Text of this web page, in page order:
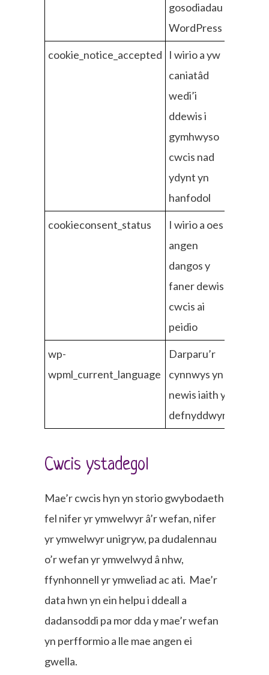
gosodiadau
WordPress
cookie_notice_accepted
I wirio a yw
caniatâd
wedi’i
ddewis i
gymhwyso
cwcis nad
ydynt yn
hanfodol
cookieconsent_status
I wirio a oes
angen
dangos y
faner dewis
cwcis ai
peidio
wp-
wpml_current_language
Darparu’r
cynnwys yn
newis iaith y
defnyddwyr
Cwcis ystadegol
Mae’r cwcis hyn yn storio gwybodaeth
fel nifer yr ymwelwyr â’r wefan, nifer
yr ymwelwyr unigryw, pa dudalennau
o’r wefan yr ymwelwyd â nhw,
ffynhonnell yr ymweliad ac ati. Mae’r
data hwn yn ein helpu i ddeall a
dadansoddi pa mor dda y mae’r wefan
yn perfformio a lle mae angen ei
gwella.